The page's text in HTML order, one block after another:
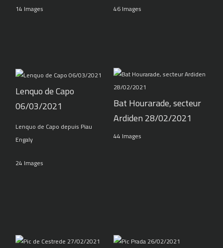
14 Images 46 Images
Lenquo de Capo
06/03/2021
Lenquo de Capo depuis Piau
Engaly
24 Images
Bat Hourarade, secteur
Ardiden 28/02/2021
44 Images